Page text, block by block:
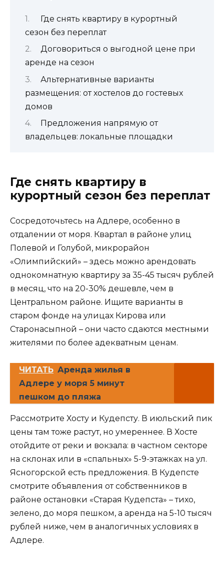
Где снять квартиру в курортный
сезон без переплат
Договориться о выгодной цене при
аренде на сезон
Альтернативные варианты
размещения: от хостелов до гостевых
домов
Предложения напрямую от
владельцев: локальные площадки
Где снять квартиру в
курортный сезон без переплат
Сосредоточьтесь на Адлере, особенно в
отдалении от моря. Квартал в районе улиц
Полевой и Голубой, микрорайон
«Олимпийский» – здесь можно арендовать
однокомнатную квартиру за 35-45 тысяч рублей
в месяц, что на 20-30% дешевле, чем в
Центральном районе. Ищите варианты в
старом фонде на улицах Кирова или
Старонасыпной – они часто сдаются местными
жителями по более адекватным ценам.
ЧИТАТЬ Аренда жилья в
Адлере у моря 5 минут
пешком до пляжа
Рассмотрите Хосту и Кудепсту. В июльский пик
цены там тоже растут, но умереннее. В Хосте
отойдите от реки и вокзала: в частном секторе
на склонах или в «спальных» 5-9-этажках на ул.
Ясногорской есть предложения. В Кудепсте
смотрите объявления от собственников в
районе остановки «Старая Кудепста» – тихо,
зелено, до моря пешком, а аренда на 5-10 тысяч
рублей ниже, чем в аналогичных условиях в
Адлере.